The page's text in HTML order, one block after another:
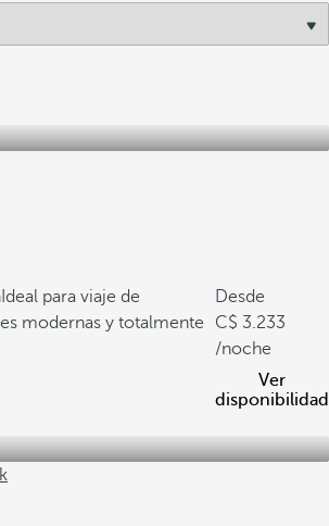
Ideal para viaje de
modernas y totalmente
Desde
3.233
/noche
Ver
disponibilidad